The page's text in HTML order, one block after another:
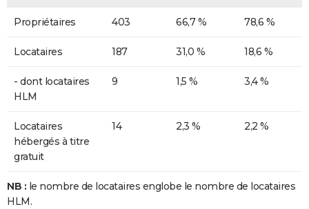
Propriétaires 403 66,7 % 78,6 %
Locataires 187 31,0 % 18,6 %
- dont locataires
HLM
9 1,5 % 3,4 %
Locataires
hébergés à titre
gratuit
14 2,3 % 2,2 %
NB : le nombre de locataires englobe le nombre de locataires
HLM.